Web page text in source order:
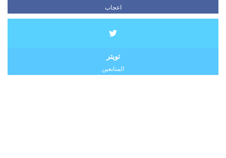
اعجاب
تويتر
المتابعين